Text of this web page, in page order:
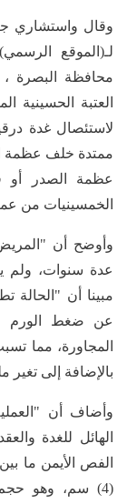
وقال واستشاري
لـ(الموقع
محافظة البصرة ،
العتبة
لاستئصال غدة
ممتدة خلف عظمة
عظمة الصدر
الخمسينيات من
وأوضح أن
عدة سنوات، ولم
مبينا أن "الحالة
عن ضغط الورم
المجاورة، مما
بالإضافة إلى
وأضاف أن
(4) سم، وهو حجم